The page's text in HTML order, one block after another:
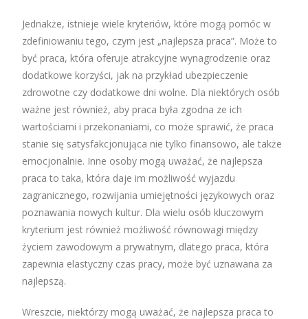
Jednakże, istnieje wiele kryteriów, które mogą pomóc w
zdefiniowaniu tego, czym jest „najlepsza praca”. Może to
być praca, która oferuje atrakcyjne wynagrodzenie oraz
dodatkowe korzyści, jak na przykład ubezpieczenie
zdrowotne czy dodatkowe dni wolne. Dla niektórych osób
ważne jest również, aby praca była zgodna ze ich
wartościami i przekonaniami, co może sprawić, że praca
stanie się satysfakcjonująca nie tylko finansowo, ale także
emocjonalnie. Inne osoby mogą uważać, że najlepsza
praca to taka, która daje im możliwość wyjazdu
zagranicznego, rozwijania umiejętności językowych oraz
poznawania nowych kultur. Dla wielu osób kluczowym
kryterium jest również możliwość równowagi między
życiem zawodowym a prywatnym, dlatego praca, która
zapewnia elastyczny czas pracy, może być uznawana za
najlepszą.
Wreszcie, niektórzy mogą uważać, że najlepsza praca to